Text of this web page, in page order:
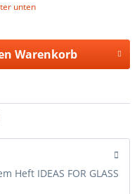
unten
Warenkorb
Heft IDEAS FOR GLASS